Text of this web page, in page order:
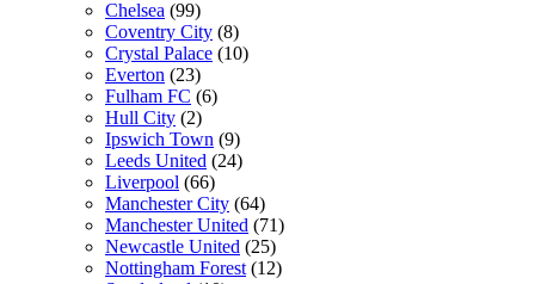
Chelsea (99)
Coventry City (8)
Crystal Palace (10)
Everton (23)
Fulham FC (6)
Hull City (2)
Ipswich Town (9)
Leeds United (24)
Liverpool (66)
Manchester City (64)
Manchester United (71)
Newcastle United (25)
Nottingham Forest (12)